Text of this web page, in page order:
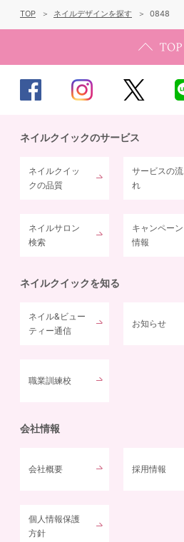
TOP ネイルデザインを探す 0848
ネイルクイックのサービス
ネイルクイッ
クの品質
サービスの流
れ
ネイルサロン
検索
キャンペーン
情報
ネイルクイックを知る
ネイル&ビュー
ティー通信
お知らせ
職業訓練校
会社情報
会社概要 採用情報
個人情報保護
方針